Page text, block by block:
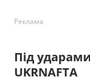
Реклама
Під
UKRNAFTA